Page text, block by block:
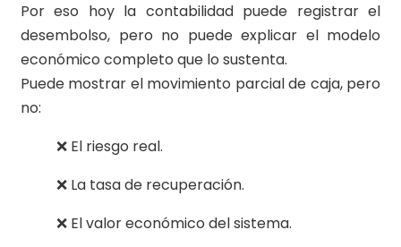
Por eso hoy la contabilidad puede registrar el
desembolso, pero no puede explicar el modelo
económico completo que lo sustenta.
Puede mostrar el movimiento parcial de caja, pero
no:
❌ El riesgo real.
❌ La tasa de recuperación.
❌ El valor económico del sistema.